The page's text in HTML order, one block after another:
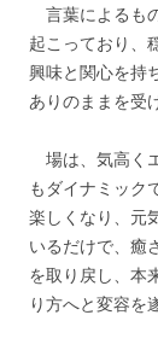
言葉によるも
起こっており、
興味と関心を持
ありのままを受
場は、気高く
もダイナミック
楽しくなり、元
いるだけで、癒
を取り戻し、本
り方へと変容を